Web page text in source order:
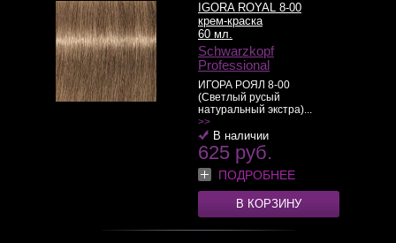
IGORA ROYAL 8-00
крем-краска
60 мл.
Schwarzkopf
Professional
ИГОРА РОЯЛ 8-00
(Светлый русый
натуральный экстра)...
>>
В наличии
625 руб.
ПОДРОБНЕЕ
В КОРЗИНУ